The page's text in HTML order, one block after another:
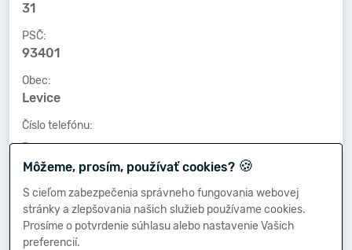
31
PSČ:
93401
Obec:
Levice
Číslo telefónu:
-
Číslo faxu:
-
E-mailová adresa:
-
Môžeme, prosím, používať cookies? 🍪
S cieľom zabezpečenia správneho fungovania webovej
stránky a zlepšovania našich služieb používame cookies.
Prosíme o potvrdenie súhlasu alebo nastavenie Vašich
preferencií.